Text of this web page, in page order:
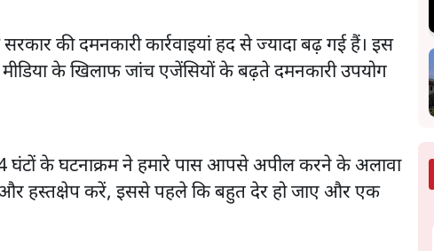
की दमनकारी कार्रवाइयां हद से ज्यादा बढ़ गई हैं। इस
मीडिया के खिलाफ जांच एजेंसियों के बढ़ते दमनकारी उपयोग
घंटों के घटनाक्रम ने हमारे पास आपसे अपील करने के अलावा
और हस्तक्षेप करें, इससे पहले कि बहुत देर हो जाए और एक